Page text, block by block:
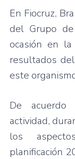
En Fiocruz,
del Grupo
ocasión en
resultados
este
De
actividad,
los
planificación